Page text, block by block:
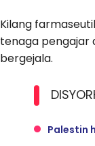
Kilang
tenaga pengajar
bergejala.
Palestin